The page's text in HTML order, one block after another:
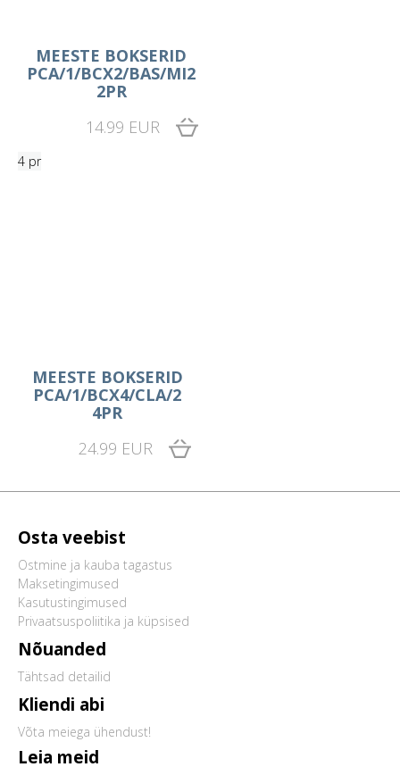
MEESTE BOKSERID
PCA/1/BCX2/BAS/MI2
2PR
14.99 EUR
4 pr
MEESTE BOKSERID
PCA/1/BCX4/CLA/2
4PR
24.99 EUR
Osta veebist
Ostmine ja kauba tagastus
Maksetingimused
Kasutustingimused
Privaatsuspoliitika ja küpsised
Nõuanded
Tähtsad detailid
Kliendi abi
Võta meiega ühendust!
Leia meid